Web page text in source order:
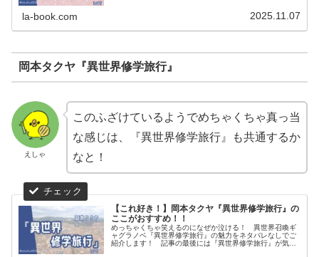
la-book.com 2025.11.07
岡本タクヤ『異世界修学旅行』
えしゃ
このふざけているようでめちゃくちゃ真っ当
な感じは、『異世界修学旅行』も共通するか
なと！
【これ好き！】岡本タクヤ『異世界修学旅行』の
ここがおすすめ！！
めっちゃくちゃ笑えるのになぜか泣ける！ 異世界召喚ギ
ャグラノベ『異世界修学旅行』の魅力をネタバレなしでご
紹介します！ 記事の最後には『異世界修学旅行』が気に